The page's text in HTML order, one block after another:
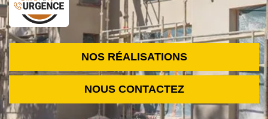
NOS RÉALISATIONS
NOUS CONTACTEZ